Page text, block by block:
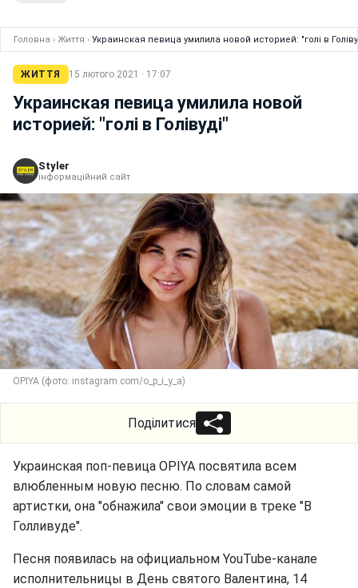
Головна › Життя › Украинская певица умилила новой историей: "голі в
ЖИТТЯ 15 лютого 2021 · 17:07
Украинская певица умилила новой
историей: "голі в Голівуді"
Styler
інформаційний сайт
OPIYA (фото: instagram.com/o_p_i_y_a)
Поділитися
Украинская поп-певица OPIYA посвятила всем
влюбленным новую песню. По словам самой
артистки, она "обнажила" свои эмоции в треке "В
Голливуде".
Песня появилась на официальном YouTube-канале
исполнительницы в День святого Валентина, 14